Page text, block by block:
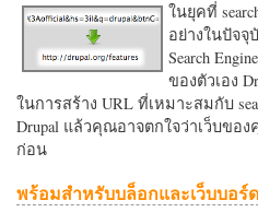
ในยุคที่
อย่างในปัจจุ
Search
ของตัวเอง
ในการสร้าง URL ที่เหมาะสมกับ
Drupal แล้วคุณอาจตกใจว่าเว็บขอ
ก่อน
พร้อมสำหรับบล็อกและเว็บบอร์ด